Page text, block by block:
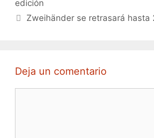
edición
Zweihänder se retrasará hasta
Deja un comentario